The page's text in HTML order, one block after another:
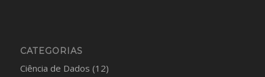
CATEGORIAS
Ciência de Dados (12)